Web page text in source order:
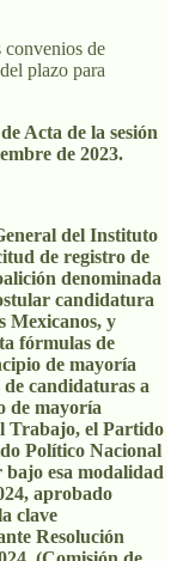
de
plazo para
Acta de la sesión
de 2023.
del Instituto
de registro de
denominada
candidatura
Mexicanos, y
fórmulas de
de mayoría
candidaturas a
de mayoría
Trabajo, el Partido
Político Nacional
esa modalidad
aprobado
clave
Resolución